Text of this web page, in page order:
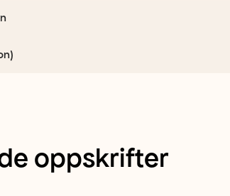
oppskrifter